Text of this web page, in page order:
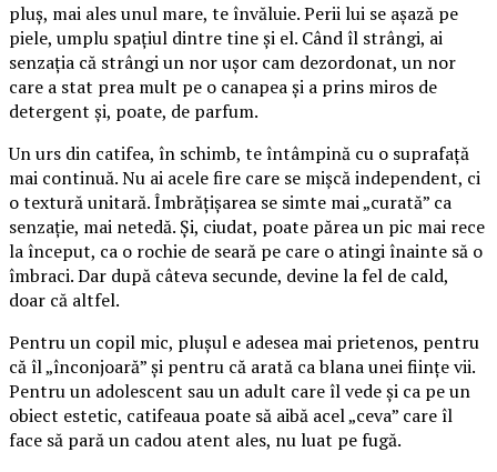
pluș, mai ales unul mare, te învăluie. Perii lui se așază pe
piele, umplu spațiul dintre tine și el. Când îl strângi, ai
senzația că strângi un nor ușor cam dezordonat, un nor
care a stat prea mult pe o canapea și a prins miros de
detergent și, poate, de parfum.
Un urs din catifea, în schimb, te întâmpină cu o suprafață
mai continuă. Nu ai acele fire care se mișcă independent, ci
o textură unitară. Îmbrățișarea se simte mai „curată” ca
senzație, mai netedă. Și, ciudat, poate părea un pic mai rece
la început, ca o rochie de seară pe care o atingi înainte să o
îmbraci. Dar după câteva secunde, devine la fel de cald,
doar că altfel.
Pentru un copil mic, plușul e adesea mai prietenos, pentru
că îl „înconjoară” și pentru că arată ca blana unei ființe vii.
Pentru un adolescent sau un adult care îl vede și ca pe un
obiect estetic, catifeaua poate să aibă acel „ceva” care îl
face să pară un cadou atent ales, nu luat pe fugă.